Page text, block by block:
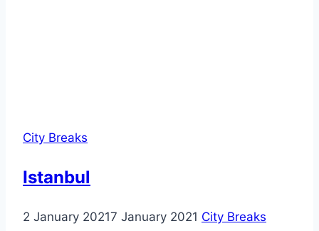
City Breaks
Istanbul
2 January 20217 January 2021 City Breaks